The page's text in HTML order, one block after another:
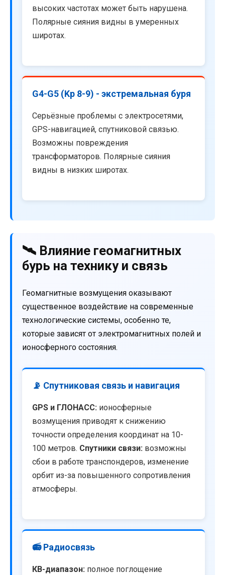
высоких частотах может быть нарушена.
Полярные сияния видны в умеренных
широтах.
G4-G5 (Kp 8-9) - экстремальная буря
Серьёзные проблемы с электросетями,
GPS-навигацией, спутниковой связью.
Возможны повреждения
трансформаторов. Полярные сияния
видны в низких широтах.
🛰️ Влияние геомагнитных
бурь на технику и связь
Геомагнитные возмущения оказывают
существенное воздействие на современные
технологические системы, особенно те,
которые зависят от электромагнитных полей и
ионосферного состояния.
📡 Спутниковая связь и навигация
GPS и ГЛОНАСС: ионосферные
возмущения приводят к снижению
точности определения координат на 10-
100 метров. Спутники связи: возможны
сбои в работе транспондеров, изменение
орбит из-за повышенного сопротивления
атмосферы.
📻 Радиосвязь
КВ-диапазон: полное поглощение